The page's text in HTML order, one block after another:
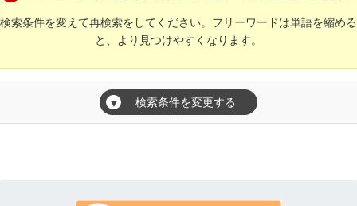
検索条件を変えて再検索をしてください。フリーワードは単語を縮める
と、より見つけやすくなります。
▼ 検索条件を変更する